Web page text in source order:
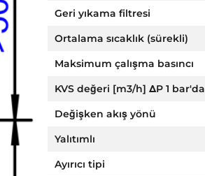
Geri yıkama filtresi
Ortalama sıcaklık (sürekli)
Maksimum çalışma basıncı
KVS değeri [m3/h] ΔP 1 bar'da
Değişken akış yönü
Yalıtımlı
Ayırıcı tipi